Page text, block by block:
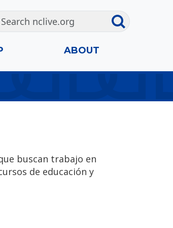
ABOUT
buscan trabajo en
de educación y